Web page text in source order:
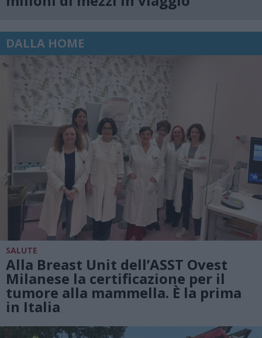
DALLA HOME
SALUTE
Alla Breast Unit dell’ASST Ovest
Milanese la certificazione per il
tumore alla mammella. È la prima
in Italia